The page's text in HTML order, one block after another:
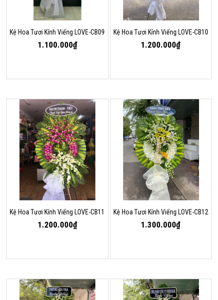
Kệ Hoa Tươi Kính Viếng LOVE-CB09
1.100.000₫
Kệ Hoa Tươi Kính Viếng LOVE-CB10
1.200.000₫
Kệ Hoa Tươi Kính Viếng LOVE-CB11
1.200.000₫
Kệ Hoa Tươi Kính Viếng LOVE-CB12
1.300.000₫